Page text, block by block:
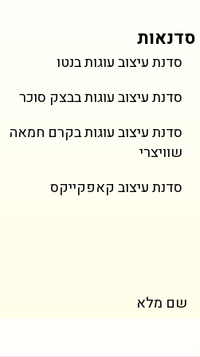
Cat Cookiesמחיר‏300.00 ‏₪
טארטלטים פירותמחיר‏240.00 ‏₪
סדנאות
סדנת עיצוב עוגות בנטו
סדנת עיצוב עוגות בבצק סוכר
סדנת עיצוב עוגות בקרם חמאה
שוויצרי
סדנת עיצוב קאפקייקס
שם מלא